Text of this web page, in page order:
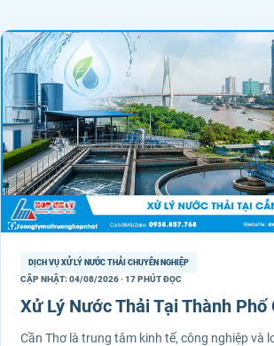
DỊCH VỤ XỬ LÝ NƯỚC THẢI CHUYÊN NGHIỆP
CẬP NHẬT: 04/08/2026 · 17 PHÚT ĐỌC
Xử Lý Nước Thải Tại Thành Phố
Cần Thơ là trung tâm kinh tế, công nghiệp và